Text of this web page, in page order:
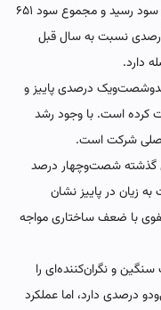
پس از زیان در بهار، در تابستان و پاییز به سود رسید و مجموع سود ۶۵۱
درصدی نسبت به سال قبل
دارد.
صدوشصت‌ویک درصدی پاییز و
کرده است. با وجود رشد
شرکت است.
سال گذشته شصت‌وچهار درصد
زیان در پاییز نشان
با ضعف ساختاری مواجه
افت سنگین و نگران‌کننده‌ای را
درصدی دارد، اما عملکرد